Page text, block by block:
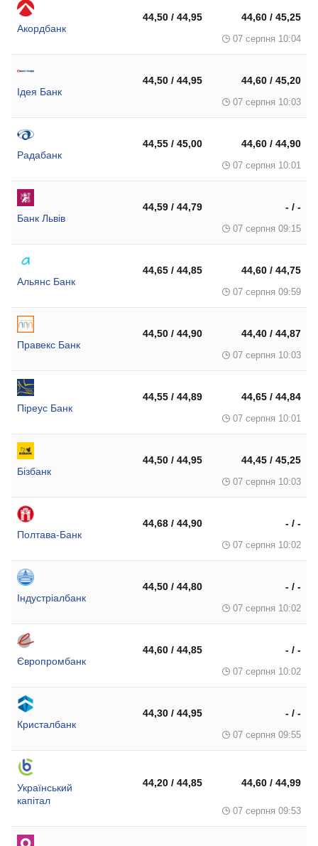
Акордбанк
44,50 / 44,95 44,60 / 45,25
07 серпня 10:04
Ідея Банк
44,50 / 44,95 44,60 / 45,20
07 серпня 10:03
Радабанк
44,55 / 45,00 44,60 / 44,90
07 серпня 10:01
Банк Львів
44,59 / 44,79 - / -
07 серпня 09:15
Альянс Банк
44,65 / 44,85 44,60 / 44,75
07 серпня 09:59
Правекс Банк
44,50 / 44,90 44,40 / 44,87
07 серпня 10:03
Піреус Банк
44,55 / 44,89 44,65 / 44,84
07 серпня 10:01
Бізбанк
44,50 / 44,95 44,45 / 45,25
07 серпня 10:03
Полтава-Банк
44,68 / 44,90 - / -
07 серпня 10:02
Індустріалбанк
44,50 / 44,80 - / -
07 серпня 10:02
Європромбанк
44,60 / 44,85 - / -
07 серпня 10:02
Кристалбанк
44,30 / 44,95 - / -
07 серпня 09:55
Український
капітал
44,20 / 44,85 44,60 / 44,99
07 серпня 09:53